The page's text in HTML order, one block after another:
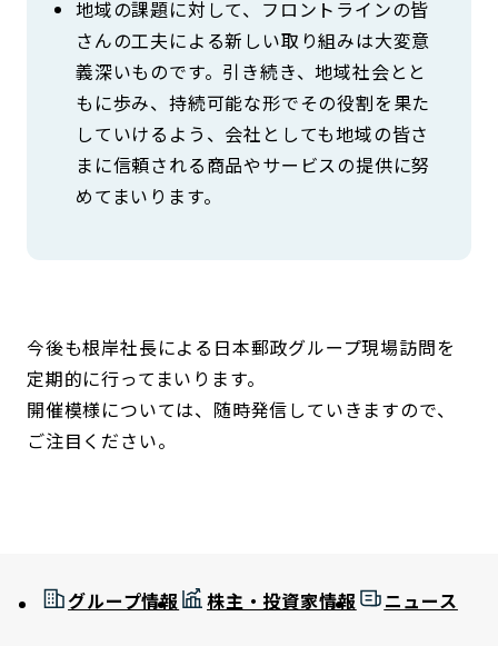
地域の課題に対して、フロントラインの皆
さんの工夫による新しい取り組みは大変意
義深いものです。引き続き、地域社会とと
もに歩み、持続可能な形でその役割を果た
していけるよう、会社としても地域の皆さ
まに信頼される商品やサービスの提供に努
めてまいります。
今後も根岸社長による日本郵政グループ現場訪問を
定期的に行ってまいります。
開催模様については、随時発信していきますので、
ご注目ください。
グループ情報 株主・投資家情報 ニュース